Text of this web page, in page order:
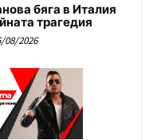
бяга в Италия
трагедия
08/2026